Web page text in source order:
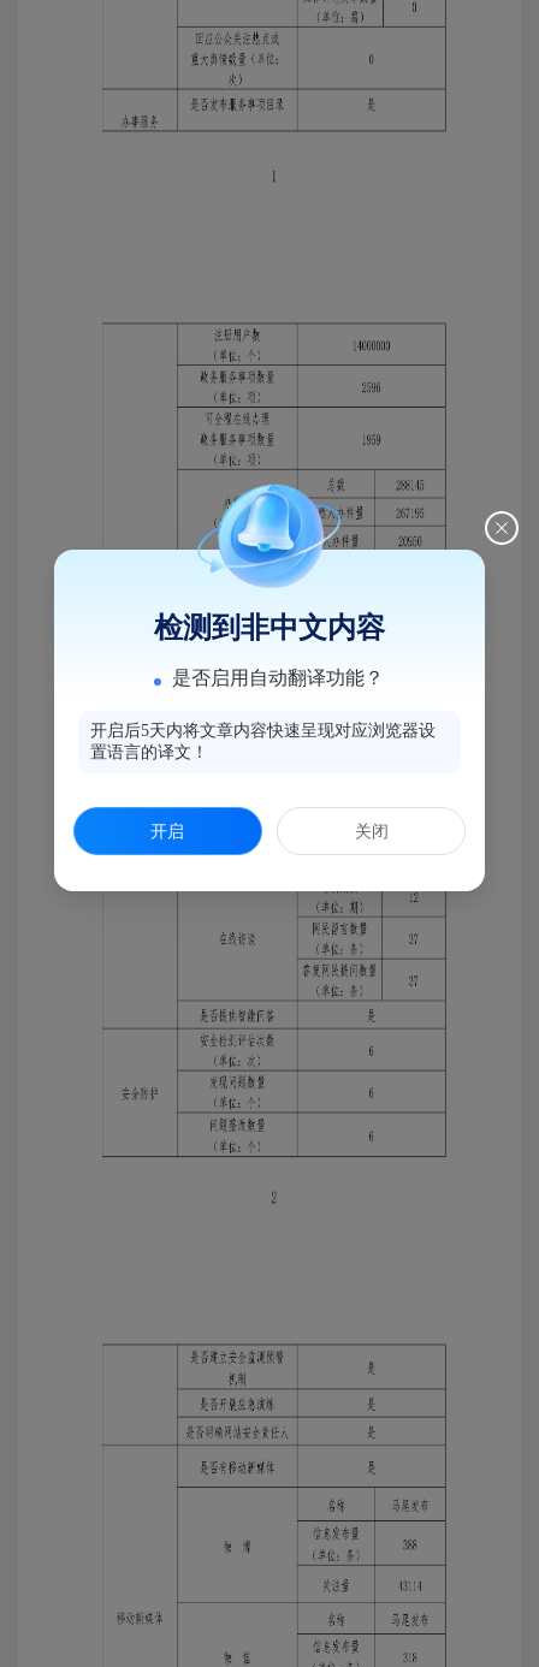
检测到非中文内容
是否启用自动翻译功能？
开启后5天内将文章内容快速呈现对应浏览器设
置语言的译文！
开启 关闭